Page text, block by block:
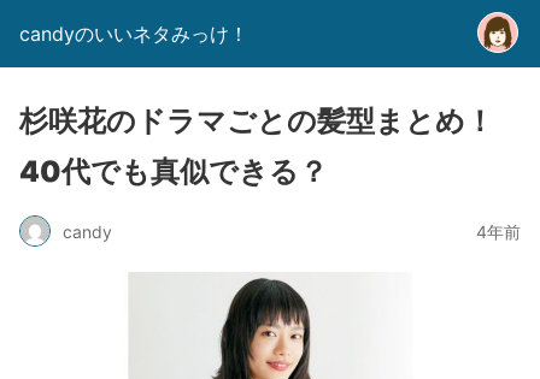
candyのいいネタみっけ！
杉咲花のドラマごとの髪型まとめ！
40代でも真似できる？
candy 4年前